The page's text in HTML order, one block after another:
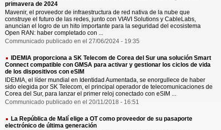
primavera de 2024
Mavenir, el proveedor de infraestructura de red nativa de la nube que
construye el futuro de las redes, junto con VIAVI Solutions y CableLabs,
anuncian el logro de un hito importante para la seguridad del ecosistema
Open RAN: haber completado con ...
Communicado publicado en el 27/06/2024 - 19:35
IDEMIA proporciona a SK Telecom de Corea del Sur una solución Smart
Connect compatible con GMSA para activar y gestionar los ciclos de vida
de los dispositivos con eSIM
IDEMIA, el líder mundial en Identidad Aumentada, se enorgullece de haber
sido elegida por SK Telecom, el principal operador de telecomunicaciones de
Corea del Sur, para lanzar el primer reloj conectado con eSIM ...
Communicado publicado en el 20/11/2018 - 16:51
La República de Malí elige a OT como proveedor de su pasaporte
electrónico de última generación